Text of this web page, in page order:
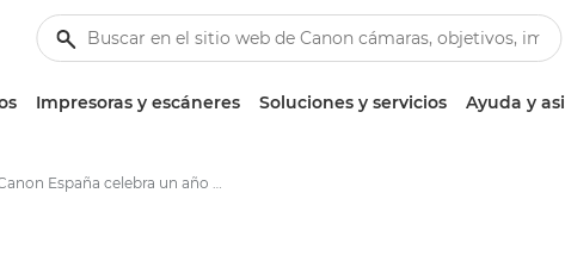
Impresoras y escáneres Soluciones y servicios Ayuda y
Canon España celebra un año más su iniciativa “Canon Young People Programme” junto a Manos Unidas - Centro de prensa de Canon